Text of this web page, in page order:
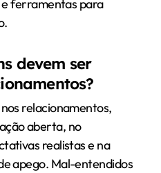
ferramentas para
devem ser
relacionamentos,
aberta, no
realistas e na
apego. Mal-entendidos